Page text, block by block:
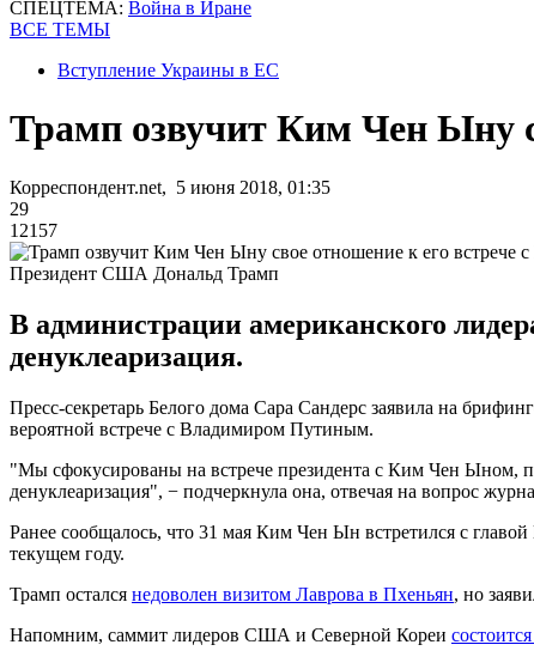
СПЕЦТЕМА: Война в Иране
ВСЕ ТЕМЫ
Вступление Украины в ЕС
Трамп озвучит Ким Чен Ыну
Корреспондент.net, 5 июня 2018, 01:35
29
12157
Президент США Дональд Трамп
В администрации американского
денуклеаризация.
Пресс-секретарь Белого дома Сара Сандерс заявила на
вероятной встрече с Владимиром Путиным.
"Мы сфокусированы на встрече президента с Ким Чен Ыном,
денуклеаризация", − подчеркнула она, отвечая на вопрос
Ранее сообщалось, что 31 мая Ким Чен Ын встретился с
текущем году.
Трамп остался недоволен визитом Лаврова в Пхеньян, но
Напомним, саммит лидеров США и Северной Кореи